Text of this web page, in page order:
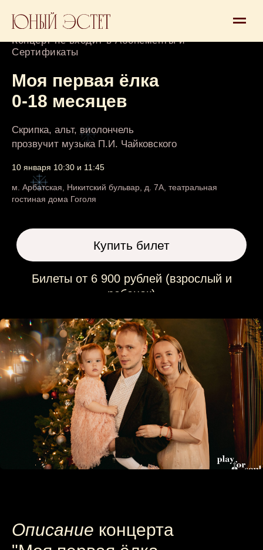
Концерт 0+
Концерт не входит в Абонементы и
Сертификаты
Моя первая ёлка
0-18 месяцев
Скрипка, альт, виолончель
прозвучит музыка П.И. Чайковского
10 января 10:30 и 11:45
м. Арбатская, Никитский бульвар, д. 7А, театральная
гостиная дома Гоголя
Билеты от 6 900 рублей (взрослый и
Описание концерта